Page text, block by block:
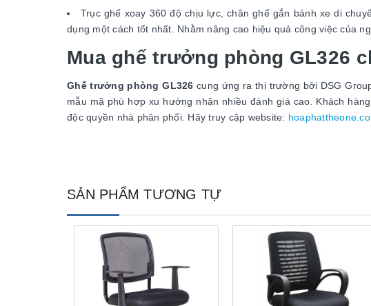
Trục ghế xoay 360 độ chịu lực, chân ghế gắn bánh xe di
dụng một cách tốt nhất. Nhằm nâng cao hiệu quả công việc của
Mua ghế trưởng phòng GL326
Ghế trưởng phòng GL326 cung ứng ra thị trường bởi DSG
mẫu mã phù hợp xu hướng nhận nhiều đánh giá cao. Khách
độc quyền nhà phân phối. Hãy truy cập website:
SẢN PHẨM TƯƠNG TỰ